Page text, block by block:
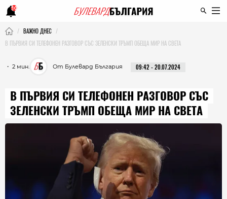
10
ВАЖНО ДНЕС
В ПЪРВИЯ СИ ТЕЛЕФОНЕН РАЗГОВОР СЪС ЗЕЛЕНСКИ ТРЪМП ОБЕЩА МИР НА СВЕТА
・ 2 мин. От Булевард България 09:42 - 20.07.2024
В ПЪРВИЯ СИ ТЕЛЕФОНЕН РАЗГОВОР СЪС
ЗЕЛЕНСКИ ТРЪМП ОБЕЩА МИР НА СВЕТА